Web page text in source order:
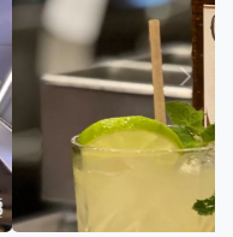
Suivant